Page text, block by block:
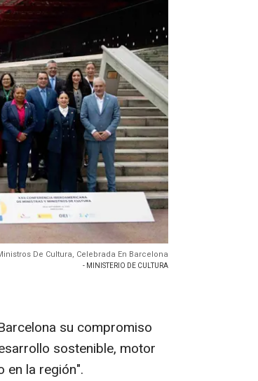
De Cultura, Celebrada En Barcelona
- MINISTERIO DE CULTURA
su compromiso
sostenible, motor
en la región".